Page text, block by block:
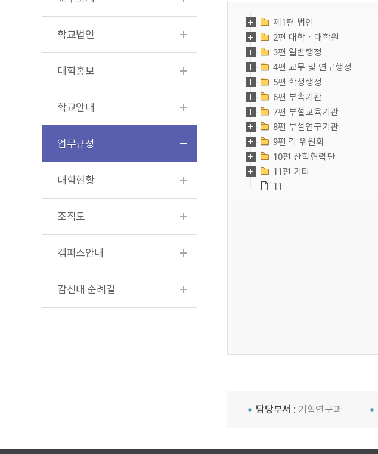
학교법인
대학홍보
학교안내
업무규정
대학현황
조직도
캠퍼스안내
감신대 순례길
제1편 법인
2편 대학ㆍ대학원
3편 일반행정
4편 교무 및 연구행정
5편 학생행정
6편 부속기관
7편 부설교육기관
8편 부설연구기관
9편 각 위원회
10편 산학협력단
11편 기타
11
담당부서 : 기획연구과